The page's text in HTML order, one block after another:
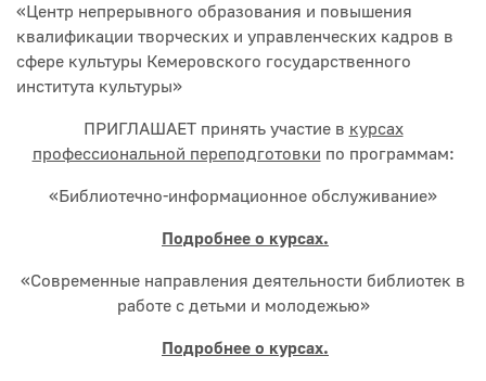
«Центр непрерывного образования и повышения
квалификации творческих и управленческих кадров в
сфере культуры Кемеровского государственного
института культуры»
ПРИГЛАШАЕТ принять участие в курсах
профессиональной переподготовки по программам:
«Библиотечно-информационное обслуживание»
Подробнее о курсах.
«Современные направления деятельности библиотек в
работе с детьми и молодежью»
Подробнее о курсах.